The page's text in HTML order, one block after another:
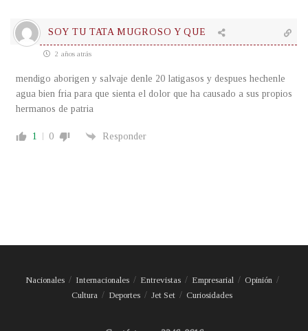
SOY TU TATA MUGROSO Y QUE
2 años atrás
mendigo aborigen y salvaje denle 20 latigasos y despues hechenle
agua bien fria para que sienta el dolor que ha causado a sus propios
hermanos de patria
1 0 Responder
Nacionales Internacionales Entrevistas Empresarial
Opinión
Cultura
Deportes Jet Set Curiosidades